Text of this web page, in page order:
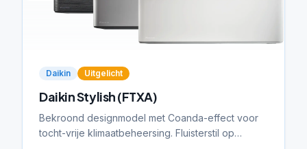
Daikin Uitgelicht
Daikin Stylish (FTXA)
Bekroond designmodel met Coanda-effect voor
tocht-vrije klimaatbeheersing. Fluisterstil op